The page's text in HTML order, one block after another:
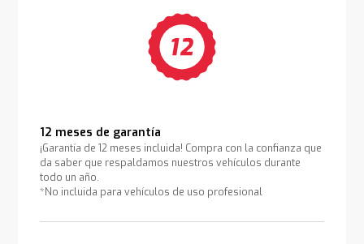
12 meses de garantía
¡Garantía de 12 meses incluida! Compra con la confianza que
da saber que respaldamos nuestros vehículos durante
todo un año.
*No incluida para vehículos de uso profesional